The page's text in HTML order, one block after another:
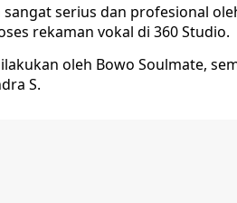
serius dan profesional
rekaman vokal di 360 Studio.
oleh Bowo Soulmate,
S.